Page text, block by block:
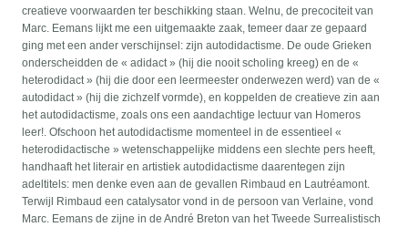
creatieve voorwaarden ter beschikking staan. Welnu, de precociteit van
Marc. Eemans lijkt me een uitgemaakte zaak, temeer daar ze gepaard
ging met een ander verschijnsel: zijn autodidactisme. De oude Grieken
onderscheidden de « adidact » (hij die nooit scholing kreeg) en de «
heterodidact » (hij die door een leermeester onderwezen werd) van de «
autodidact » (hij die zichzelf vormde), en koppelden de creatieve zin aan
het autodidactisme, zoals ons een aandachtige lectuur van Homeros
leer!. Ofschoon het autodidactisme momenteel in de essentieel «
heterodidactische » wetenschappelijke middens een slechte pers heeft,
handhaaft het literair en artistiek autodidactisme daarentegen zijn
adeltitels: men denke even aan de gevallen Rimbaud en Lautréamont.
Terwijl Rimbaud een catalysator vond in de persoon van Verlaine, vond
Marc. Eemans de zijne in de André Breton van het Tweede Surrealistisch